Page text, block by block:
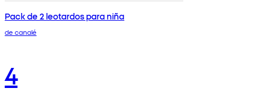
Pack de 2 leotardos para niña
de canalé
4